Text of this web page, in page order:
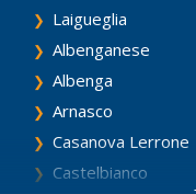
Laigueglia
Albenganese
Albenga
Arnasco
Casanova Lerrone
Castelbianco